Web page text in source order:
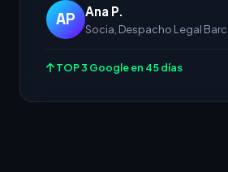
AP Ana P.
Socia, Despacho Legal
TOP 3 Google en 45 días